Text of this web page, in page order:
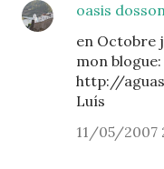
oasis
en Octobre
mon blogue:
http://
Luís
11/05/2007